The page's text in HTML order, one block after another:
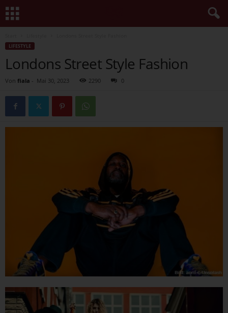
LIFESTYLE
Londons Street Style Fashion
Von fiala - Mai 30, 2023 2290 0